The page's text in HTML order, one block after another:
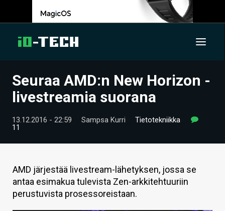
UUTISET
VIDEOT
TIETOA
HINTA.FI
Seuraa AMD:n New Horizon -
livestreamia suorana
13.12.2016 - 22:59 Sampsa Kurri
Tietotekniikka
11
AMD järjestää livestream-lähetyksen, jossa se
antaa esimakua tulevista Zen-arkkitehtuuriin
perustuvista prosessoreistaan.